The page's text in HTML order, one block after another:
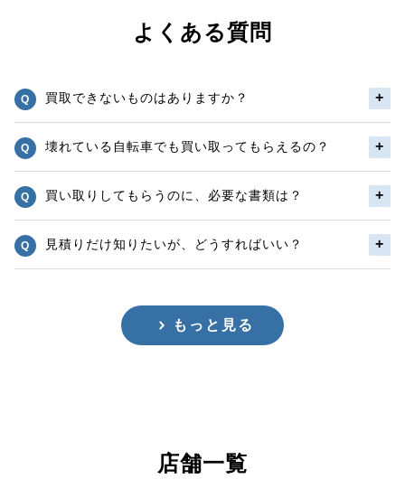
よくある質問
買取できないものはありますか？
壊れている自転車でも買い取ってもらえるの？
買い取りしてもらうのに、必要な書類は？
見積りだけ知りたいが、どうすればいい？
もっと見る
店舗一覧